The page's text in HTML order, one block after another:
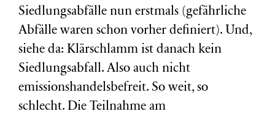
Siedlungsabfälle nun erstmals (gefährliche
Abfälle waren schon vorher definiert). Und,
siehe da: Klärschlamm ist danach kein
Siedlungsabfall. Also auch nicht
emissionshandelsbefreit. So weit, so
schlecht. Die Teilnahme am